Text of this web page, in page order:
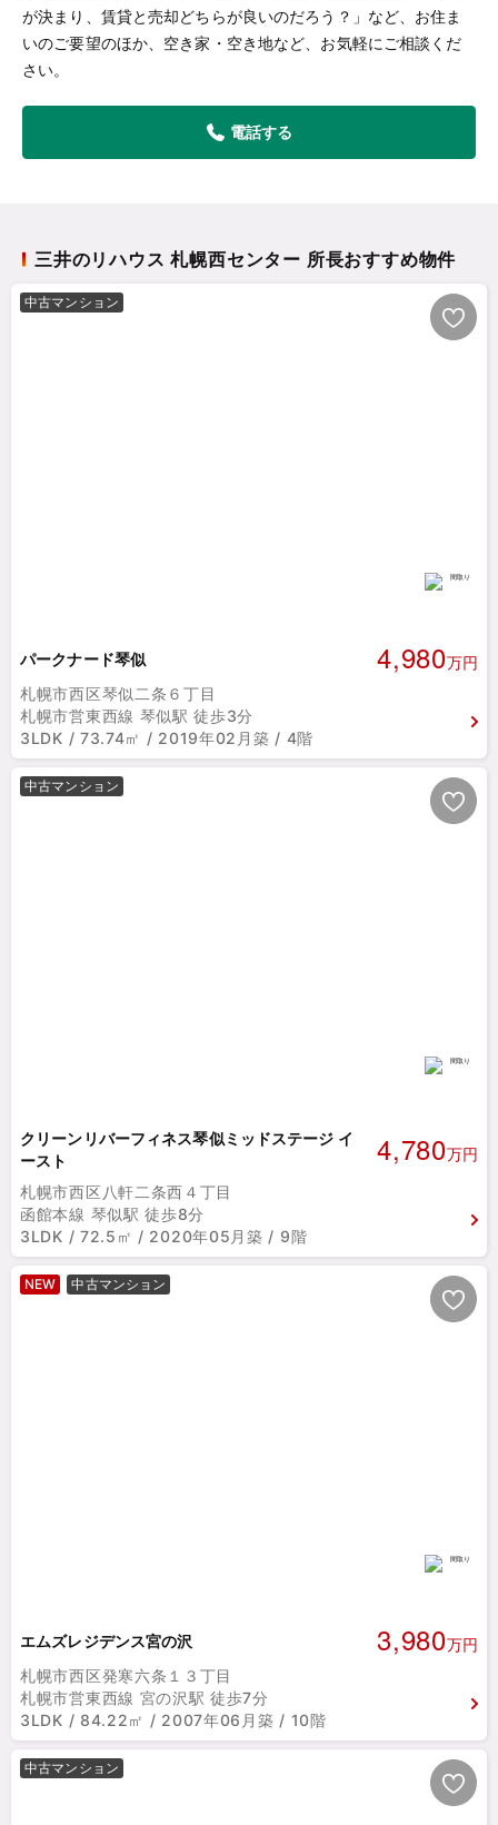
が決まり、賃貸と売却どちらが良いのだろう？」など、お住ま
いのご要望のほか、空き家・空き地など、お気軽にご相談くだ
さい。
電話する
三井のリハウス 札幌西センター 所長おすすめ物件
中古マンション
パークナード琴似 4,980万円
札幌市西区琴似二条６丁目
札幌市営東西線 琴似駅 徒歩3分
3LDK / 73.74㎡ / 2019年02月築 / 4階
中古マンション
クリーンリバーフィネス琴似ミッドステージ イ
ースト
4,780万円
札幌市西区八軒二条西４丁目
函館本線 琴似駅 徒歩8分
3LDK / 72.5㎡ / 2020年05月築 / 9階
NEW 中古マンション
エムズレジデンス宮の沢 3,980万円
札幌市西区発寒六条１３丁目
札幌市営東西線 宮の沢駅 徒歩7分
3LDK / 84.22㎡ / 2007年06月築 / 10階
中古マンション